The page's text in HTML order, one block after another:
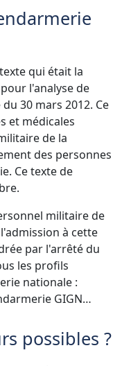
qui était la
l'analyse de
30 mars 2012. Ce
et médicales
de la
des personnes
Ce texte de
militaire de
à cette
par l'arrêté du
les profils
nationale :
GIGN…
possibles ?